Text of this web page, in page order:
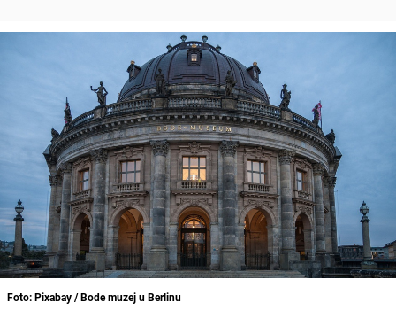
Foto: Pixabay / Bode muzej u Berlinu